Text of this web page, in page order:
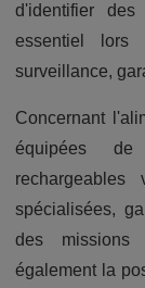
d'identifier
essentiel lors
surveillance,
Concernant
équipées
spécialisées,
des missions
également la